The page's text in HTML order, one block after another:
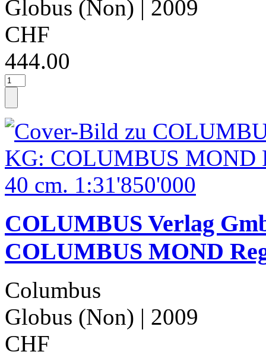
Globus (Non) | 2009
CHF
444.00
COLUMBUS Verlag
COLUMBUS MOND
Columbus
Globus (Non) | 2009
CHF